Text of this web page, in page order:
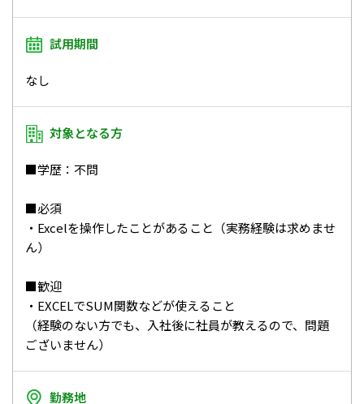
試用期間
なし
対象となる方
■学歴：不問
■必須
・Excelを操作したことがあること（実務経験は求めませ
ん）
■歓迎
・EXCELでSUM関数などが使えること
（経験のない方でも、入社後に社員が教えるので、問題
ございません）
勤務地